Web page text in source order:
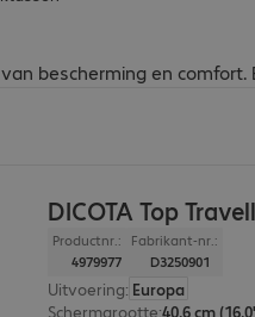
bescherming en
DICOTA Top
Productnr.:
4979977
Fabrikant-nr.:
D3250901
Uitvoering: Europa
Schermgrootte:40,6 cm